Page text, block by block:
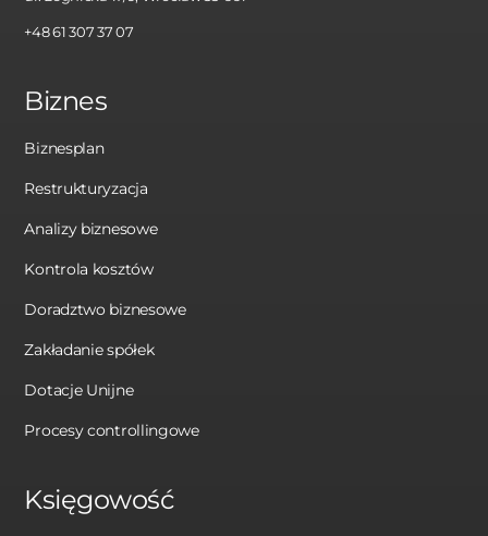
+48 61 307 37 07
Biznes
Biznesplan
Restrukturyzacja
Analizy biznesowe
Kontrola kosztów
Doradztwo biznesowe
Zakładanie spółek
Dotacje Unijne
Procesy controllingowe
Księgowość